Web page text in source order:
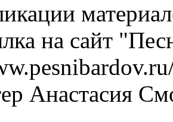
на сайт
Анастасия